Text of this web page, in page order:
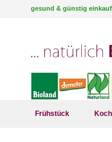
Direkt
gesund & günstig
Frühstück